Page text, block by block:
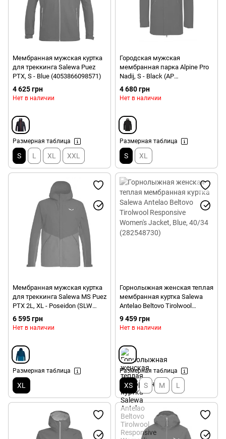
Мембранная мужская куртка
для треккинга Salewa Puez
PTX, S - Blue (4053866098571)
4 625 грн
Нет в наличии
Размерная таблица
S L XL XXL
Городская мужская
мембранная парка Alpine Pro
Nadij, S - Black (AP
MJCS427.990-S)
4 680 грн
Нет в наличии
Размерная таблица
S XL
Мембранная мужская куртка
для треккинга Salewa MS Puez
PTX 2L, XL - Poseidon (SLW
26978.8961)
6 595 грн
Нет в наличии
Размерная таблица
XL
Горнолыжная женская теплая
мембранная куртка Salewa
Antelao Beltovo Tirolwool
Responsive Women's Jacket,
Blue, 40/34 (282548730)
9 459 грн
Нет в наличии
Размерная таблица
XS S M L